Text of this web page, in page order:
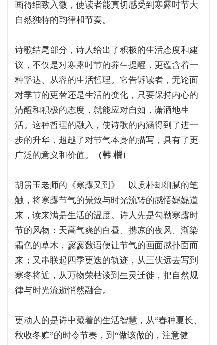
画得细致入微，使读者能真切感受到寒露时节大
自然独特的韵律和节奏。
诗歌结尾部分，诗人给出了积极的生活态度和建
议，不仅是对寒露时节的养生提醒，更蕴含着一
种豁达、从容的生活哲理。它告诉读者，无论面
对季节的更替还是生活的变化，只要保持内心的
清醒和积极的态度，就能应对自如，潇洒地生
活。这种哲理的融入，使诗歌的内涵得到了进一
步的升华，超越了对节气本身的描写，具有了更
广泛的意义和价值。
（韩 楷）
胡贵玉老师的《寒露又到》，以质朴却细腻的笔
触，将寒露节气的景致与时光流转的感悟娓娓道
来，读来满是生活的温度。诗人先是勾勒寒露时
节的风物：天高气爽的白昼、携凉的夜风、渐染
霜色的草木，寥寥数语便让节气的画面感扑面而
来；又串联起四季更迭的轨迹，从三伏远去写到
寒冬将近，从万物荣枯谈到生灵迁徙，把自然规
律与时光流逝悄然融合。
更动人的是诗中藏着的生活智慧，从“春种夏长、
秋收冬贮”的时令节奏，到“做该做的，注意健